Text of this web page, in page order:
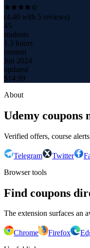
(4.40 with 5 reviews)
45
students
1.3 hours
content
Jun 2024
updated
$14.99
About
Udemy coupons
Verified offers, course
Telegram Twitter
Browser tools
Find coupons
The extension surfaces an
Chrome Firefox